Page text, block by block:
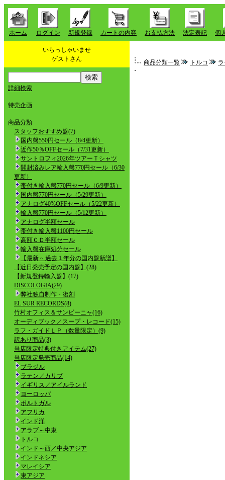
ホーム ログイン 新規登録 カートの内容 お支払方法 法定表記 個
いらっしゃいませ
ゲストさん
詳細検索
特売企画
商品分類
スタッフおすすめ盤(7)
国内盤550円セール（8/4更新）
近作50％OFFセール（7/31更新）
サントロフィ2026年ツアーＴシャツ
開封済みレア輸入盤770円セール（6/30
更新）
帯付き輸入盤770円セール（6/9更新）
国内盤770円セール（5/29更新）
アナログ40%OFFセール（5/22更新）
輸入盤770円セール（5/12更新）
アナログ半額セール
帯付き輸入盤1100円セール
高額ＣＤ半額セール
輸入盤在庫処分セール
【最新 ~ 過去１年分の国内盤新譜】
【近日発売予定の国内盤】(28)
【新規登録輸入盤】(17)
DISCOLOGIA(29)
弊社独自制作・復刻
EL SUR RECORDS(8)
竹村オフィス＆サンビーニャ(16)
オーディブック／スープ・レコード(15)
ラフ・ガイドＬＰ（数量限定）(9)
訳あり商品(3)
当店限定特典付きアイテム(27)
当店限定発売商品(14)
ブラジル
ラテン／カリブ
イギリス／アイルランド
ヨーロッパ
ポルトガル
アフリカ
インド洋
アラブ～中東
トルコ
インド～西／中央アジア
インドネシア
マレイシア
東アジア
商品分類一覧 トルコ